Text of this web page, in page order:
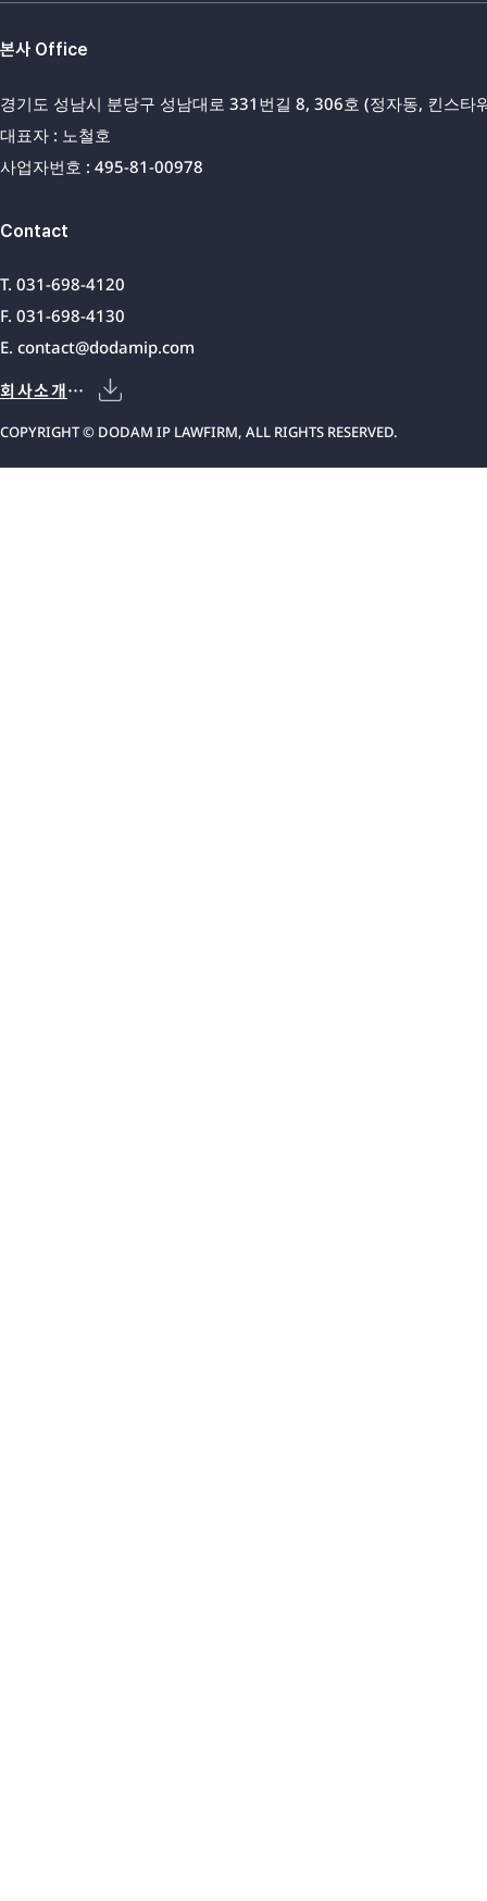
본사 Office
경기도 성남시 분당구 성남대로 331번길 8, 306호 (정자동, 킨스타
대표자 : 노철호
사업자번호 : 495-81-00978
Contact
T. 031-698-4120
F. 031-698-4130
E. contact@dodamip.com
회사소개서
COPYRIGHT © DODAM IP LAWFIRM, ALL RIGHTS RESERVED.